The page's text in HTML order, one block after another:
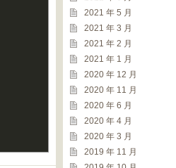
2021 年 5 月
2021 年 3 月
2021 年 2 月
2021 年 1 月
2020 年 12 月
2020 年 11 月
2020 年 6 月
2020 年 4 月
2020 年 3 月
2019 年 11 月